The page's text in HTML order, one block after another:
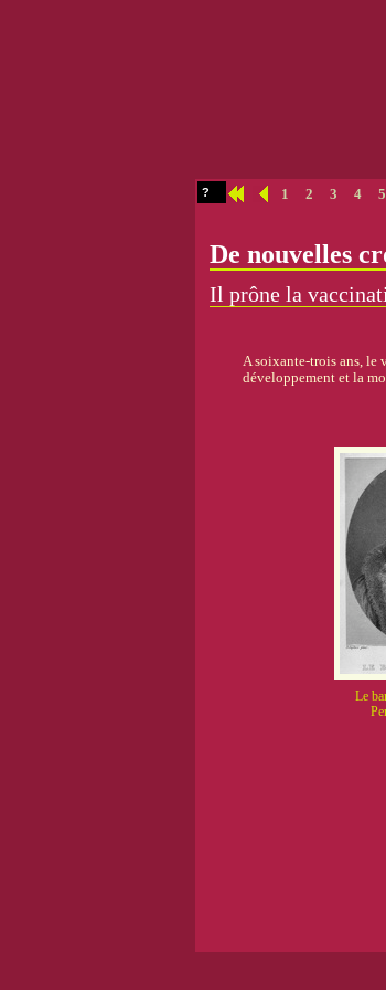
1 2 3 4 5
De nouvelles
Il prône la
A soixante-trois ans, le
développement et la
Le
?